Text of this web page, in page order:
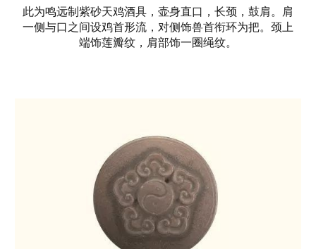
此为鸣远制紫砂天鸡酒具，壶身直口，长颈，鼓肩。肩
一侧与口之间设鸡首形流，对侧饰兽首衔环为把。颈上
端饰莲瓣纹，肩部饰一圈绳纹。